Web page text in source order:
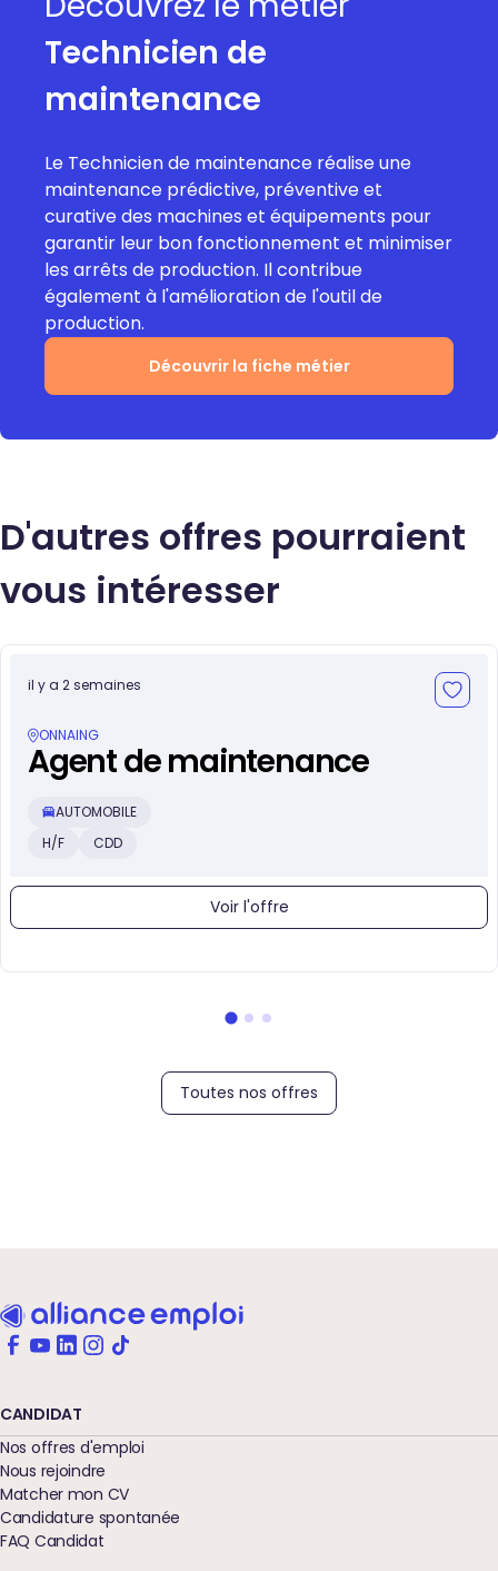
Technicien de
maintenance
Le Technicien de maintenance réalise une
maintenance prédictive, préventive et
curative des machines et équipements pour
garantir leur bon fonctionnement et minimiser
les arrêts de production. Il contribue
également à l'amélioration de l'outil de
production.
Découvrir la fiche métier
D'autres offres pourraient
vous intéresser
il y a 2 semaines
ONNAING
Agent de maintenance
AUTOMOBILE
H/F
CDD
Voir l'offre
Toutes nos offres
CANDIDAT
Nos offres d'emploi
Nous rejoindre
Matcher mon CV
Candidature spontanée
FAQ Candidat